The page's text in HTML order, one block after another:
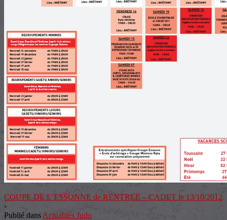
COUPE DE L’ESSONNE de RENTREE – CADET le 13/10/2012
›
Publié dans Actualités Judo